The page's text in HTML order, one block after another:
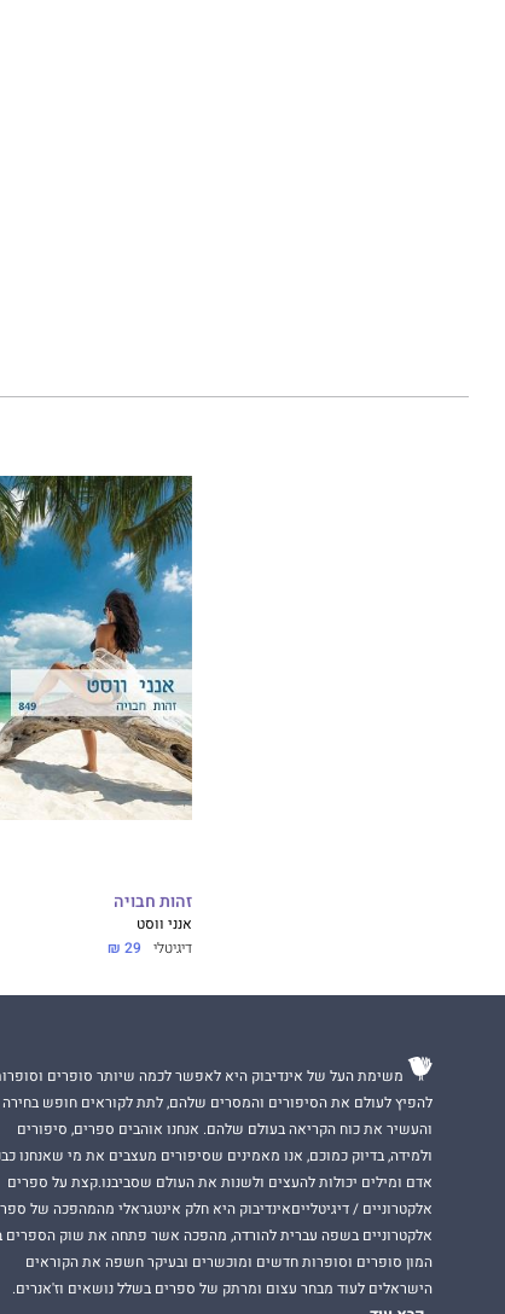
זהות חבויה
אנני ווסט
דיגיטלי 29 ₪
משימת העל של אינדיבוק היא לאפשר לכמה שיותר סופרים
להפיץ לעולם את הסיפורים והמסרים שלהם, לתת לקוראים חופש בחירה
והעשיר את כוח הקריאה בעולם שלהם. אנחנו אוהבים ספרים, סיפורים
ולמידה, בדיוק כמוכם, אנו מאמינים שסיפורים מעצבים את מי שאנחנו
אדם ומילים יכולות להעצים ולשנות את העולם שסביבנו.קצת על ספרים
אלקטרוניים / דיגיטלייםאינדיבוק היא חלק אינטגראלי מהמהפכה של
אלקטרוניים בשפה עברית להורדה, מהפכה אשר פתחה את שוק הספרים
המון סופרים וסופרות חדשים ומוכשרים ובעיקר חשפה את הקוראים
הישראלים לעוד מבחר עצום ומרתק של ספרים בשלל נושאים וז'אנרים.